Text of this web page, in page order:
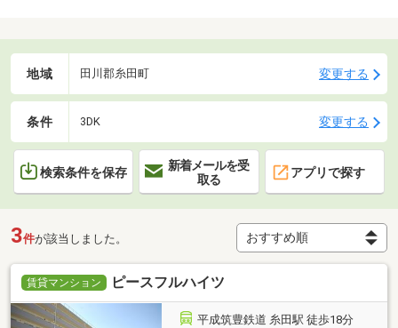
地域 田川郡糸田町 変更する
条件 3DK 変更する
検索条件を保存
新着メールを受
取る
アプリで探す
3件が該当しました。
賃貸マンション ピースフルハイツ
平成筑豊鉄道 糸田駅 徒歩18分